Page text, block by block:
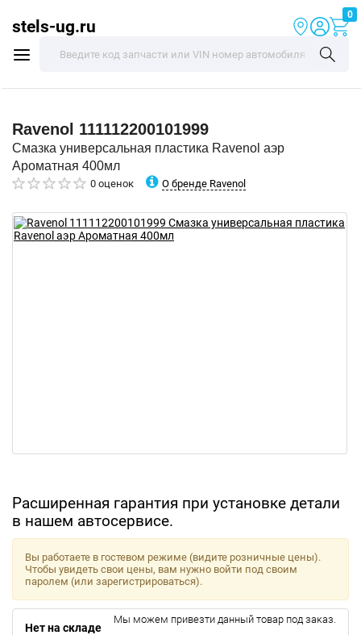
stels-ug.ru
0
Ravenol 111112200101999
Смазка универсальная пластика Ravenol аэр
Ароматная 400мл
0 оценок О бренде Ravenol
Расширенная гарантия при установке детали
в нашем автосервисе.
Вы работаете в гостевом режиме (видите розничные цены).
Чтобы увидеть свои цены, вам нужно войти под своим
паролем (или зарегистрироваться).
Нет на складе
Мы можем привезти данный товар под заказ.